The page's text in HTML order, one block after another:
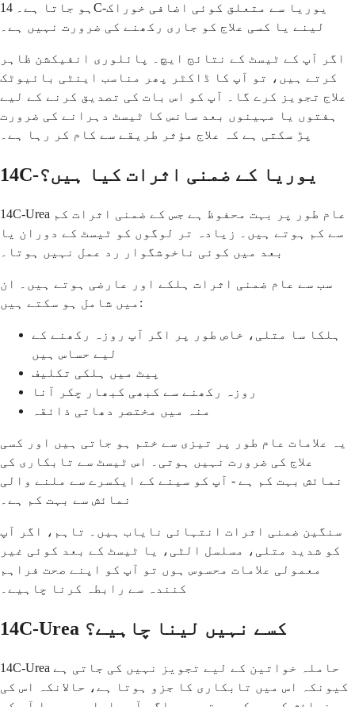
ہو جاتا ہے۔ 14C-یوریا سے متعلق کوئی اضافی خوراک
لینے یا کسی علاج کو جاری رکھنے کی ضرورت نہیں ہے۔
اگر آپ کے ٹیسٹ کے نتائج ایچ۔ پائلوری انفیکشن ظاہر
کرتے ہیں، تو آپ کا ڈاکٹر پھر مناسب اینٹی بائیوٹک
علاج تجویز کرے گا۔ آپ کو اس بات کی تصدیق کرنے کے لیے
ہفتوں یا مہینوں بعد سانس کا ٹیسٹ دہرانے کی ضرورت
پڑ سکتی ہے کہ علاج مؤثر طریقے سے کام کر رہا ہے۔
14C-یوریا کے ضمنی اثرات کیا ہیں؟
14C-Urea عام طور پر بہت محفوظ ہے جس کے ضمنی اثرات کم
سے کم ہوتے ہیں۔ زیادہ تر لوگوں کو ٹیسٹ کے دوران یا
بعد میں کوئی ناخوشگوار رد عمل نہیں ہوتا۔
سب سے عام ضمنی اثرات ہلکے اور عارضی ہوتے ہیں۔ ان
میں شامل ہو سکتے ہیں:
ہلکا سا متلی، خاص طور پر اگر آپ روزہ رکھنے کے
لیے حساس ہیں
پیٹ میں ہلکی تکلیف
روزہ رکھنے سے کبھی کبھار چکر آنا
منہ میں مختصر دھاتی ذائقہ
یہ علامات عام طور پر تیزی سے ختم ہو جاتی ہیں اور کسی
علاج کی ضرورت نہیں ہوتی۔ اس ٹیسٹ سے تابکاری کی
نمائش بہت کم ہے - آپ کو سینے کے ایکسرے سے ملنے والی
نمائش سے بہت کم ہے۔
سنگین ضمنی اثرات انتہائی نایاب ہیں۔ تاہم، اگر آپ
کو شدید متلی، مسلسل الٹی، یا ٹیسٹ کے بعد کوئی غیر
معمولی علامات محسوس ہوں تو آپ کو اپنے صحت فراہم
کنندہ سے رابطہ کرنا چاہیے۔
14C-Urea کسے نہیں لینا چاہیے؟
14C-Urea حاملہ خواتین کے لیے تجویز نہیں کی جاتی ہے
کیونکہ اس میں تابکاری کا جزو ہوتا ہے، حالانکہ اس کی